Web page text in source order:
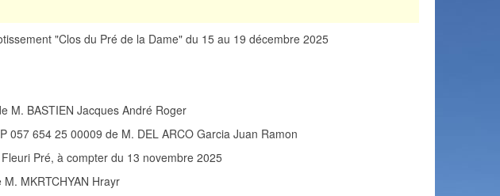
"Clos du Pré de la Dame" du 15 au 19 décembre 2025
M. BASTIEN Jacques André Roger
057 654 25 00009 de M. DEL ARCO Garcia Juan Ramon
Pré, à compter du 13 novembre 2025
MKRTCHYAN Hrayr